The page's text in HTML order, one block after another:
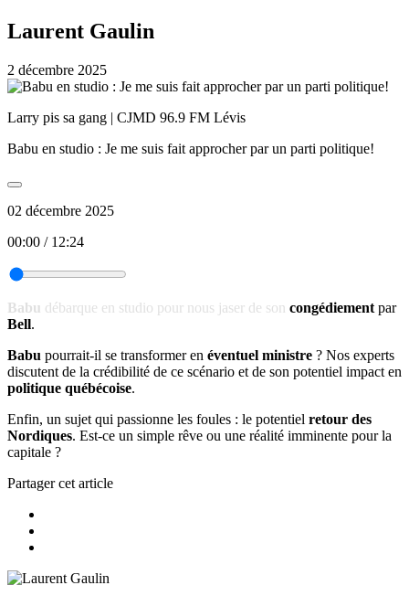
Laurent Gaulin
2 décembre 2025
Larry pis sa gang | CJMD 96.9 FM Lévis
Babu en studio : Je me suis fait approcher par un parti politique!
02 décembre 2025
00:00 / 12:24
Babu débarque en studio pour nous jaser de son congédiement par
Bell.
Babu pourrait-il se transformer en éventuel ministre ? Nos experts
discutent de la crédibilité de ce scénario et de son potentiel impact en
politique québécoise.
Enfin, un sujet qui passionne les foules : le potentiel retour des
Nordiques. Est-ce un simple rêve ou une réalité imminente pour la
capitale ?
Partager cet article